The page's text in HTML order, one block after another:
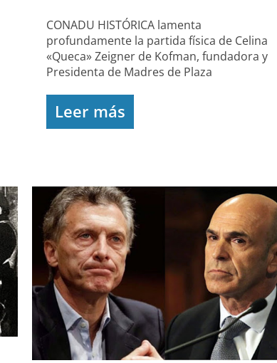
CONADU HISTÓRICA lamenta
profundamente la partida física de Celina
«Queca» Zeigner de Kofman, fundadora y
Presidenta de Madres de Plaza
Leer más